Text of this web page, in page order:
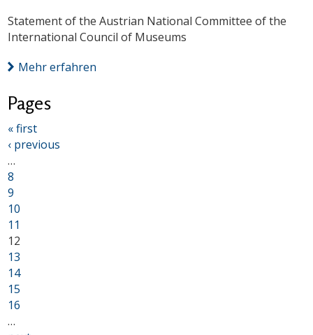
Statement of the Austrian National Committee of the
International Council of Museums
Mehr erfahren
Pages
« first
‹ previous
…
8
9
10
11
12
13
14
15
16
…